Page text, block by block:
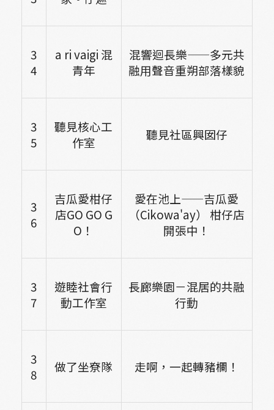
3
4
a ri vaigi 混
青年
混響迴長樂——多元共
融用聲音重朔部落樣貌
3
5
聽見核心工
作室
聽見社區興囡仔
3
6
吉瓜愛柑仔
店GO GO G
O！
愛在池上——吉瓜愛
（Cikowa'ay） 柑仔店
開張中！
3
7
遊睦社會行
動工作室
長廊樂園－混居的共融
行動
3
8
做了坐尞隊 走啊，一起轉豬欄！